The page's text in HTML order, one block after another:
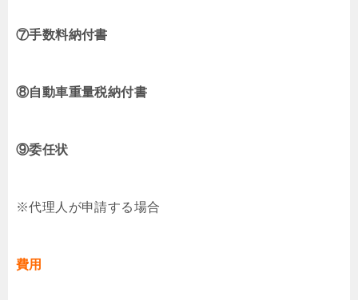
⑦手数料納付書
⑧自動車重量税納付書
⑨委任状
※代理人が申請する場合
費用